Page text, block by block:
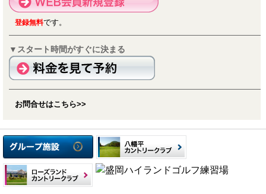
登録無料です。
▼スタート時間がすぐに決まる
お問合せはこちら>>